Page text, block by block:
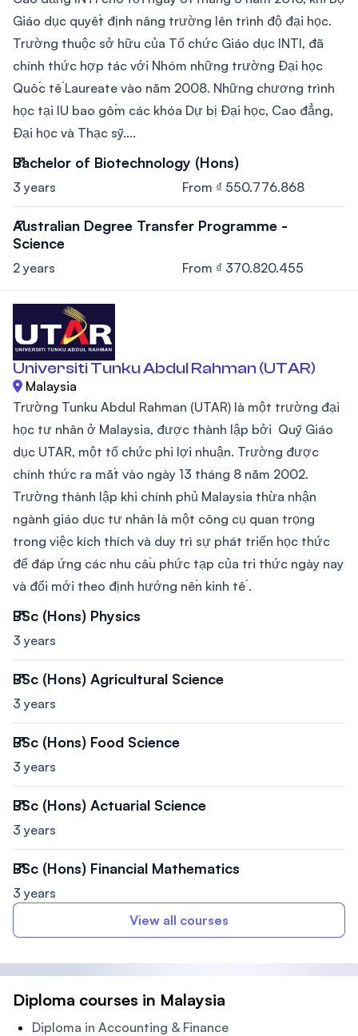
Giáo dục quyết định nâng trường lên trình độ đại học.
Trường thuộc sở hữu của Tổ chức Giáo dục INTI, đã
chính thức hợp tác với Nhóm những trường Đại học
Quốc tế Laureate vào năm 2008. Những chương trình
học tại IU bao gồm các khóa Dự bị Đại học, Cao đẳng,
Đại học và Thạc sỹ....
Bachelor of Biotechnology (Hons)
3 years From ₫ 550.776.868
Australian Degree Transfer Programme -
Science
2 years From ₫ 370.820.455
Universiti Tunku Abdul Rahman (UTAR)
Malaysia
Trường Tunku Abdul Rahman (UTAR) là một trường đại
học tư nhân ở Malaysia, được thành lập bởi Quỹ Giáo
dục UTAR, một tổ chức phi lợi nhuận. Trường được
chính thức ra mắt vào ngày 13 tháng 8 năm 2002.
Trường thành lập khi chính phủ Malaysia thừa nhận
ngành giáo dục tư nhân là một công cụ quan trọng
trong việc kích thích và duy trì sự phát triển học thức
để đáp ứng các nhu cầu phức tạp của tri thức ngày nay
và đổi mới theo định hướng nền kinh tế .
BSc (Hons) Physics
3 years
BSc (Hons) Agricultural Science
3 years
BSc (Hons) Food Science
3 years
BSc (Hons) Actuarial Science
3 years
BSc (Hons) Financial Mathematics
3 years
View all courses
Diploma courses in Malaysia
Diploma in Accounting & Finance